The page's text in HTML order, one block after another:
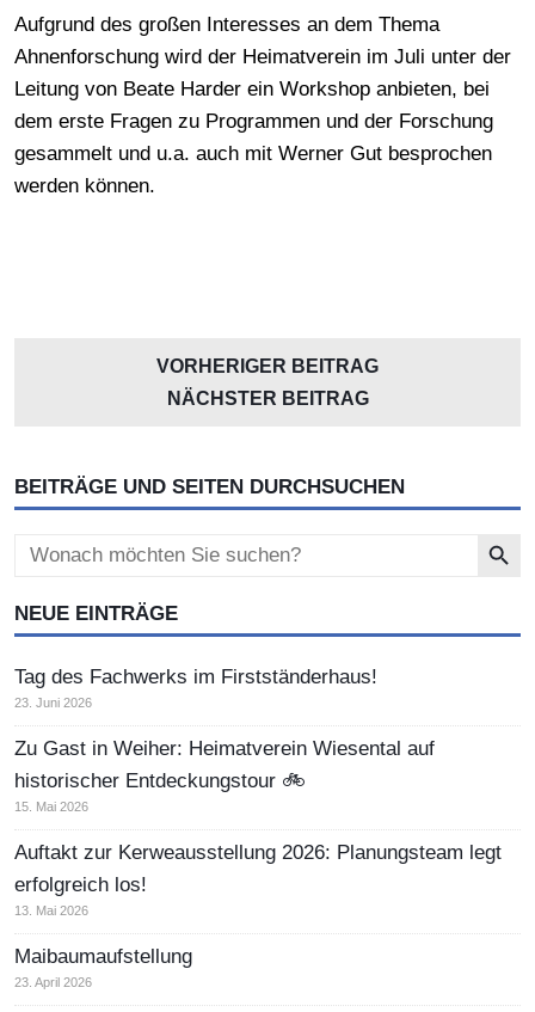
Aufgrund des großen Interesses an dem Thema
Ahnenforschung wird der Heimatverein im Juli unter der
Leitung von Beate Harder ein Workshop anbieten, bei
dem erste Fragen zu Programmen und der Forschung
gesammelt und u.a. auch mit Werner Gut besprochen
werden können.
VORHERIGER BEITRAG
NÄCHSTER BEITRAG
BEITRÄGE UND SEITEN DURCHSUCHEN
Search
for:
NEUE EINTRÄGE
Tag des Fachwerks im Firstständerhaus!
23. Juni 2026
Zu Gast in Weiher: Heimatverein Wiesental auf
historischer Entdeckungstour 🚲
15. Mai 2026
Auftakt zur Kerweausstellung 2026: Planungsteam legt
erfolgreich los!
13. Mai 2026
Maibaumaufstellung
23. April 2026